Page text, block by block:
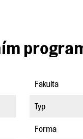
Fakulta
Typ
Forma